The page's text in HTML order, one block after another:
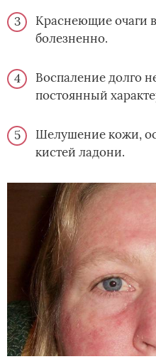
Краснеющие очаги
болезненно.
Воспаление долго
постоянный
Шелушение кожи,
кистей ладони.